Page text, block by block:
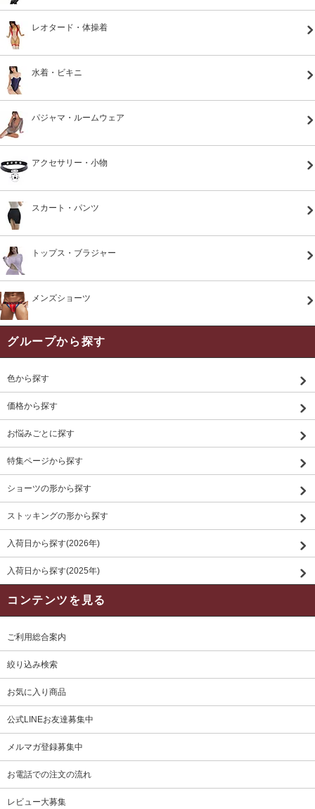
レオタード・体操着
水着・ビキニ
パジャマ・ルームウェア
アクセサリー・小物
スカート・パンツ
トップス・ブラジャー
メンズショーツ
グループから探す
色から探す
価格から探す
お悩みごとに探す
特集ページから探す
ショーツの形から探す
ストッキングの形から探す
入荷日から探す(2026年)
入荷日から探す(2025年)
コンテンツを見る
ご利用総合案内
絞り込み検索
お気に入り商品
公式LINEお友達募集中
メルマガ登録募集中
お電話での注文の流れ
レビュー大募集